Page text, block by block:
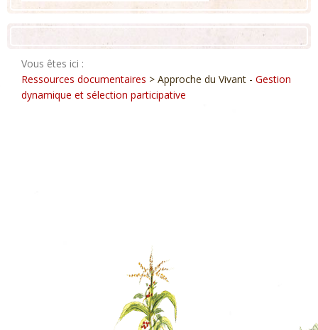
Vous êtes ici :
Ressources documentaires > Approche du Vivant - Gestion
dynamique et sélection participative